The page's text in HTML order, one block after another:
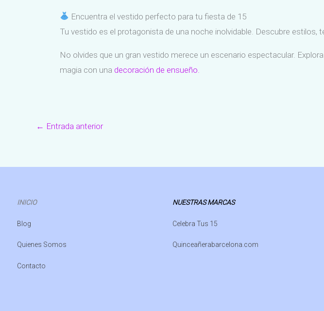
Encuentra el vestido perfecto para tu fiesta de 15
Tu vestido es el protagonista de una noche inolvidable. Descubre estilos,
No olvides que un gran vestido merece un escenario espectacular.
magia con una decoración de ensueño.
← Entrada anterior
INICIO
Blog
Quienes Somos
Contacto
NUESTRAS MARCAS
Celebra Tus 15
Quinceañerabarcelona.com